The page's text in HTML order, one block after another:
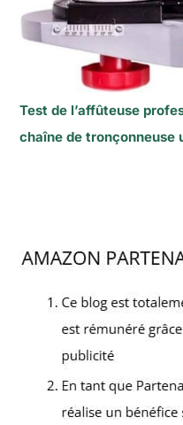
Test de l’affûteuse
chaîne de tronçonneuse